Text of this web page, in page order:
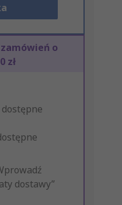
zamówień o
zł
dostępne
dostawy”